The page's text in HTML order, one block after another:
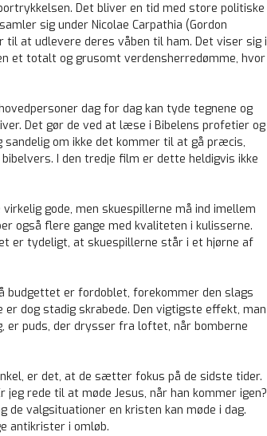
Det bliver en tid med store politiske
sig under Nicolae Carpathia (Gordon
at udlevere deres våben til ham. Det viser sig i
et totalt og grusomt verdensherredømme, hvor
dag for dag kan tyde tegnene og
Det gør de ved at læse i Bibelens profetier og
sandelig om ikke det kommer til at gå præcis,
I den tredje film er dette heldigvis ikke
gode, men skuespillerne må ind imellem
også flere gange med kvaliteten i kulisserne.
er tydeligt, at skuespillerne står i et hjørne af
budgettet er fordoblet, forekommer den slags
dog stadig skrabede. Den vigtigste effekt, man
er puds, der drysser fra loftet, når bomberne
er det, at de sætter fokus på de sidste tider.
rede til at møde Jesus, når han kommer igen?
valgsituationer en kristen kan møde i dag.
antikrister i omløb.